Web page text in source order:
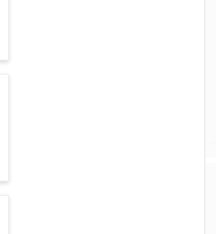
れません）
Sockets Layer)通信によ